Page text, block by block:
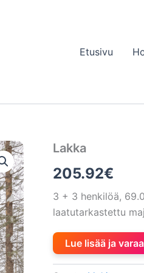
Etusivu
Lakka
205.92€
3 + 3 henkilöä,
laatutarkastettu
Lue lisää ja varaa